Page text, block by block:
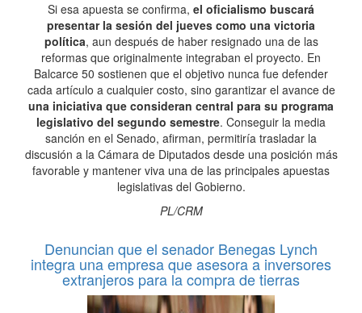
Si esa apuesta se confirma, el oficialismo buscará
presentar la sesión del jueves como una victoria
política, aun después de haber resignado una de las
reformas que originalmente integraban el proyecto. En
Balcarce 50 sostienen que el objetivo nunca fue defender
cada artículo a cualquier costo, sino garantizar el avance de
una iniciativa que consideran central para su programa
legislativo del segundo semestre. Conseguir la media
sanción en el Senado, afirman, permitiría trasladar la
discusión a la Cámara de Diputados desde una posición más
favorable y mantener viva una de las principales apuestas
legislativas del Gobierno.
PL/CRM
Denuncian que el senador Benegas Lynch
integra una empresa que asesora a inversores
extranjeros para la compra de tierras